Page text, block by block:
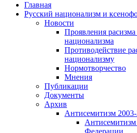
Главная
Русский национализм и
Новости
Проявления
национализма
Противодействие
национализму
Нормотворчество
Мнения
Публикации
Документы
Архив
Антисемитизм
Антисемитизм